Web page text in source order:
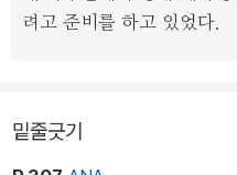
글이라는 점에서 독특하고 설득
려고 준비를 하고 있었다.
밑줄긋기